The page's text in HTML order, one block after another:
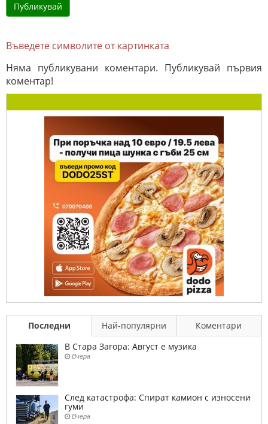
Въведете символите от картинката
Няма публикувани коментари. Публикувай първия
коментар!
Последни Най-популярни
Коментари
В Стара Загора: Август е музика
Вчера
След катастрофа: Спират камион с износени
гуми
Вчера